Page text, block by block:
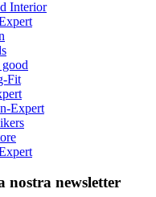
Interior
Fit
Expert
nostra newsletter